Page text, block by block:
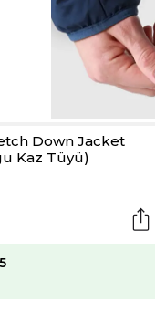
Down Jacket
Kaz Tüyü)